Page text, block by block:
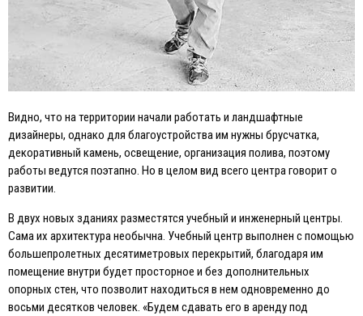
Видно, что на территории начали работать и ландшафтные
дизайнеры, однако для благоустройства им нужны брусчатка,
декоративный камень, освещение, организация полива, поэтому
работы ведутся поэтапно. Но в целом вид всего центра говорит о
развитии.
В двух новых зданиях разместятся учебный и инженерный центры.
Сама их архитектура необычна. Учебный центр выполнен с помощью
большепролетных десятиметровых перекрытий, благодаря им
помещение внутри будет просторное и без дополнительных
опорных стен, что позволит находиться в нем одновременно до
восьми десятков человек. «Будем сдавать его в аренду под